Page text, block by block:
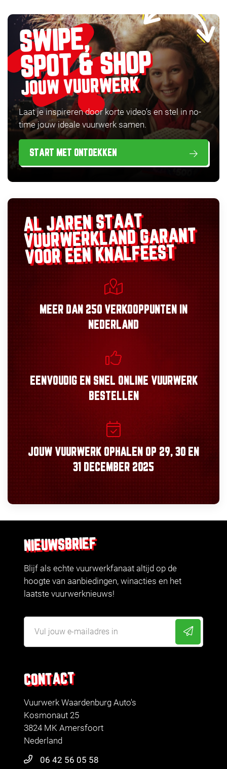
SWIPE,
SPOT & SHOP
JOUW VUURWERK
Laat je inspireren door korte video’s en stel in no-
time jouw ideale vuurwerk samen.
START MET ONTDEKKEN
AL JAREN STAAT
VUURWERKLANDGARANT
VOOR EEN KNALFEEST
MEER DAN 250 VERKOOPPUNTEN
IN
NEDERLAND
EENVOUDIGEN SNEL ONLINE VUURWERK
BESTELLEN
JOUW VUURWERK OPHALEN OP 29, 30 EN
31 DECEMBER 2025
CONTACT
Vuurwerk Waardenburg Auto's
Kosmonaut 25
3824 MK Amersfoort
Nederland
06 42 56 05 58
NIEUWSBRIEF
Blijf als echte vuurwerkfanaat altijd op de
hoogte van aanbiedingen, winacties en het
laatste vuurwerknieuws!